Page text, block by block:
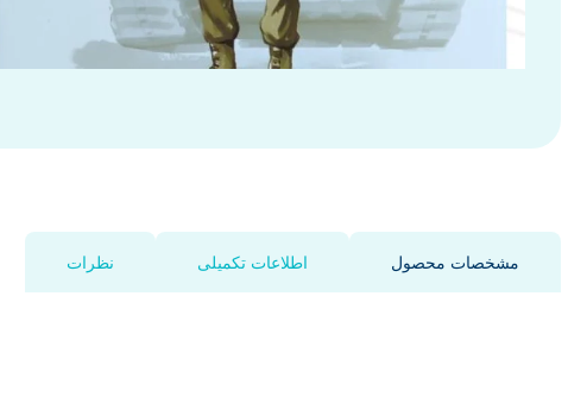
مشخصات محصول اطلاعات تکمیلی نظرات